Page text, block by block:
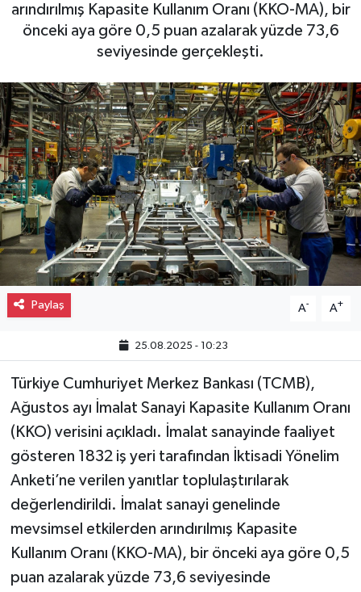
arındırılmış Kapasite Kullanım Oranı (KKO-MA), bir
önceki aya göre 0,5 puan azalarak yüzde 73,6
seviyesinde gerçekleşti.
Paylaş A- A+
25.08.2025 - 10:23
Türkiye Cumhuriyet Merkez Bankası (TCMB),
Ağustos ayı İmalat Sanayi Kapasite Kullanım Oranı
(KKO) verisini açıkladı. İmalat sanayinde faaliyet
gösteren 1832 iş yeri tarafından İktisadi Yönelim
Anketi’ne verilen yanıtlar toplulaştırılarak
değerlendirildi. İmalat sanayi genelinde
mevsimsel etkilerden arındırılmış Kapasite
Kullanım Oranı (KKO-MA), bir önceki aya göre 0,5
puan azalarak yüzde 73,6 seviyesinde
Otovitrin
Magazin
Gayrimenkul
Spor
Eğitim
Haber Arşivi